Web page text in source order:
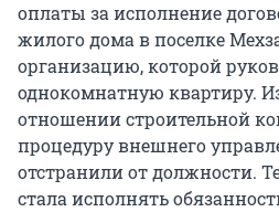
оплаты за исполнение
жилого дома в поселке
организацию, которой
однокомнатную квартиру.
отношении строительной
процедуру внешнего
отстранили от должности.
стала исполнять